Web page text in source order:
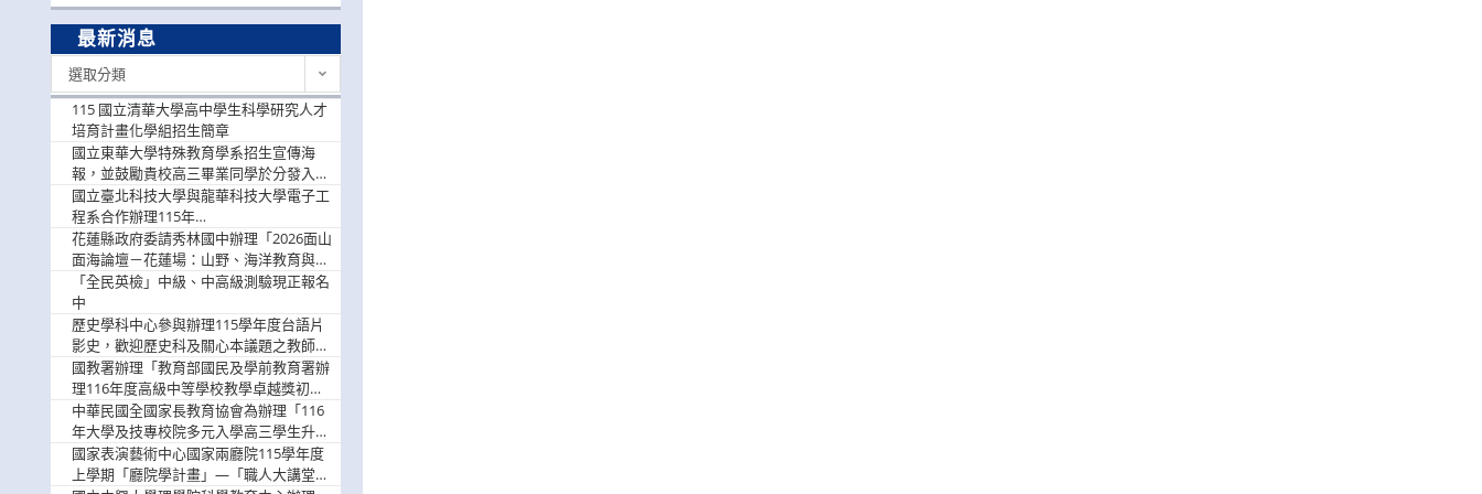
最新消息
選取分類
115 國立清華大學高中學生科學研究人才
培育計畫化學組招生簡章
國立東華大學特殊教育學系招生宣傳海
報，並鼓勵貴校高三畢業同學於分發入學
階段踴躍選填。
國立臺北科技大學與龍華科技大學電子工
程系合作辦理115年
「115.08.10~08.12「AI賦能應用於智慧半
導體研習營」，歡迎學生踴躍報名參加
花蓮縣政府委請秀林國中辦理「2026面山
面海論壇－花蓮場：山野、海洋教育與戶
外安全實務課程」，歡迎踴躍報名參加
「全民英檢」中級、中高級測驗現正報名
中
歷史學科中心參與辦理115學年度台語片
影史，歡迎歷史科及關心本議題之教師踴
躍報名參加
國教署辦理「教育部國民及學前教育署辦
理116年度高級中等學校教學卓越獎初選
實施計畫」，鼓勵教師踴躍報名
中華民國全國家長教育協會為辦理「116
年大學及技專校院多元入學高三學生升學
輔導家長說明會」
國家表演藝術中心國家兩廳院115學年度
上學期「廳院學計畫」—「職人大講堂」